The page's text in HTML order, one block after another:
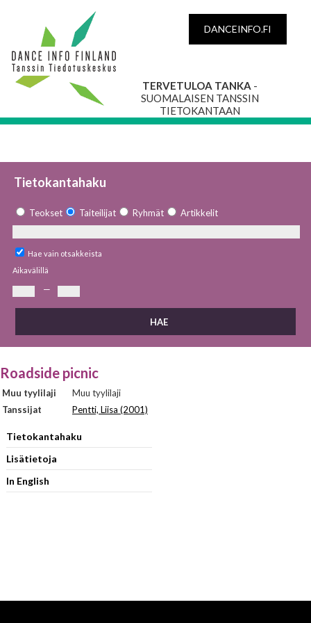
DANCEINFO.FI
TERVETULOA TANKA -
SUOMALAISEN TANSSIN
TIETOKANTAAN
Tietokantahaku
Teokset Taiteilijat Ryhmät Artikkelit
Hae vain otsakkeista
Aikavälillä
—
Roadside picnic
Muu tyylilaji
Muu tyylilaji
Tanssijat
Pentti, Liisa (2001)
Tietokantahaku
Lisätietoja
In English